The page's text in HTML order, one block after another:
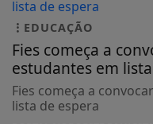
EDUCAÇÃO
Fies começa a
estudantes em
Fies começa a
lista de espera